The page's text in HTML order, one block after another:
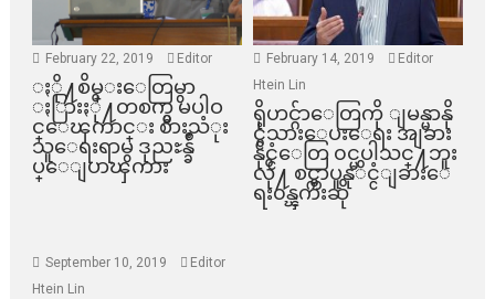
February 22, 2019 Editor
ႏို႔စိမ္းေတြမွာ
ႏြားႏို႔တစက္မွ မပါဝ
င္ေၾကာင္း စားသံုး
သူေရးရာမွ ဒုညႊန္ခ်ဳ
ပ္ေျပာၾကား
February 14, 2019
Editor
Htein Lin
ရိုဟင္ဂ်ာေတြကို ျမန္မာနို
င္ငံသားေပးေရး အျခား
နိုင္ငံေတြ ၀င္မပါသင္႔ဘူး
လို႔ စင္ကာပူနုိင္ငံျခားေ
ရး၀န္ၾကီးဆို
September 10, 2019
Editor
Htein Lin